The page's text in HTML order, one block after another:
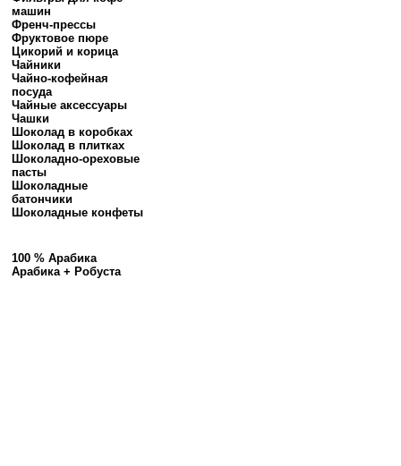
машин
Френч-прессы
Фруктовое пюре
Цикорий и корица
Чайники
Чайно-кофейная
посуда
Чайные аксессуары
Чашки
Шоколад в коробках
Шоколад в плитках
Шоколадно-ореховые
пасты
Шоколадные
батончики
Шоколадные конфеты
100 % Арабика
Арабика + Робуста